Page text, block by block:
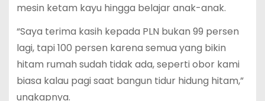
mesin ketam kayu hingga belajar anak-anak.
“Saya terima kasih kepada PLN bukan 99 persen
lagi, tapi 100 persen karena semua yang bikin
hitam rumah sudah tidak ada, seperti obor kami
biasa kalau pagi saat bangun tidur hidung hitam,”
ungkapnya.